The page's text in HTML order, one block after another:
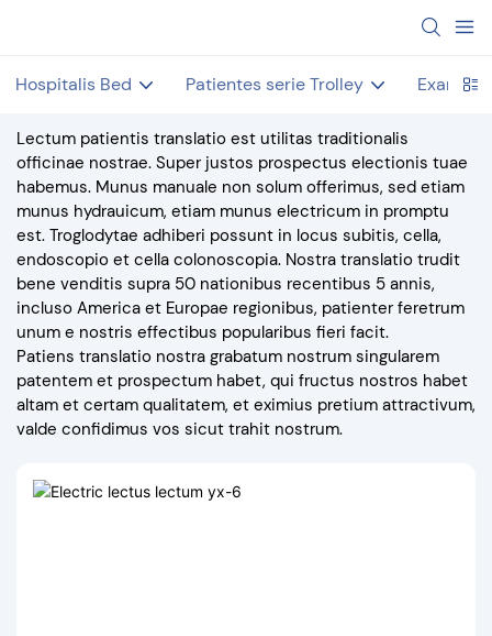
Hospitalis Bed Patientes serie Trolley Examen
Lectum patientis translatio est utilitas traditionalis
officinae nostrae. Super justos prospectus electionis tuae
habemus. Munus manuale non solum offerimus, sed etiam
munus hydrauicum, etiam munus electricum in promptu
est. Troglodytae adhiberi possunt in locus subitis, cella,
endoscopio et cella colonoscopia. Nostra translatio trudit
bene venditis supra 50 nationibus recentibus 5 annis,
incluso America et Europae regionibus, patienter feretrum
unum e nostris effectibus popularibus fieri facit.
Patiens translatio nostra grabatum nostrum singularem
patentem et prospectum habet, qui fructus nostros habet
altam et certam qualitatem, et eximius pretium attractivum,
valde confidimus vos sicut trahit nostrum.